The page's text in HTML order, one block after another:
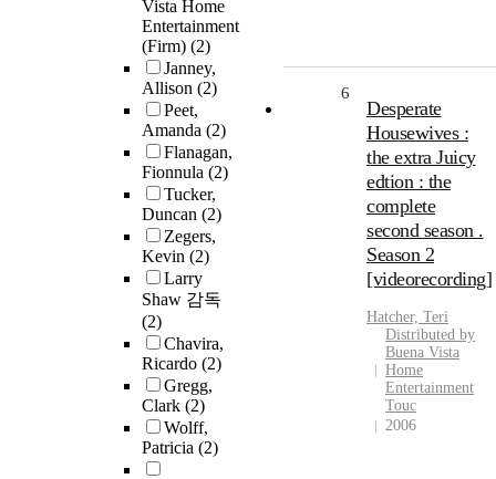
Vista Home
Entertainment
(Firm) (2)
Janney,
Allison (2)
Peet,
Amanda (2)
Flanagan,
Fionnula (2)
Tucker,
Duncan (2)
Zegers,
Kevin (2)
Larry
Shaw 감독
(2)
Chavira,
Ricardo (2)
Gregg,
Clark (2)
Wolff,
Patricia (2)
6
Desperate
Housewives :
the extra Juicy
edtion : the
complete
second season .
Season 2
[videorecording]
Hatcher, Teri
Distributed by
Buena Vista
Home
Entertainment
Touc
2006